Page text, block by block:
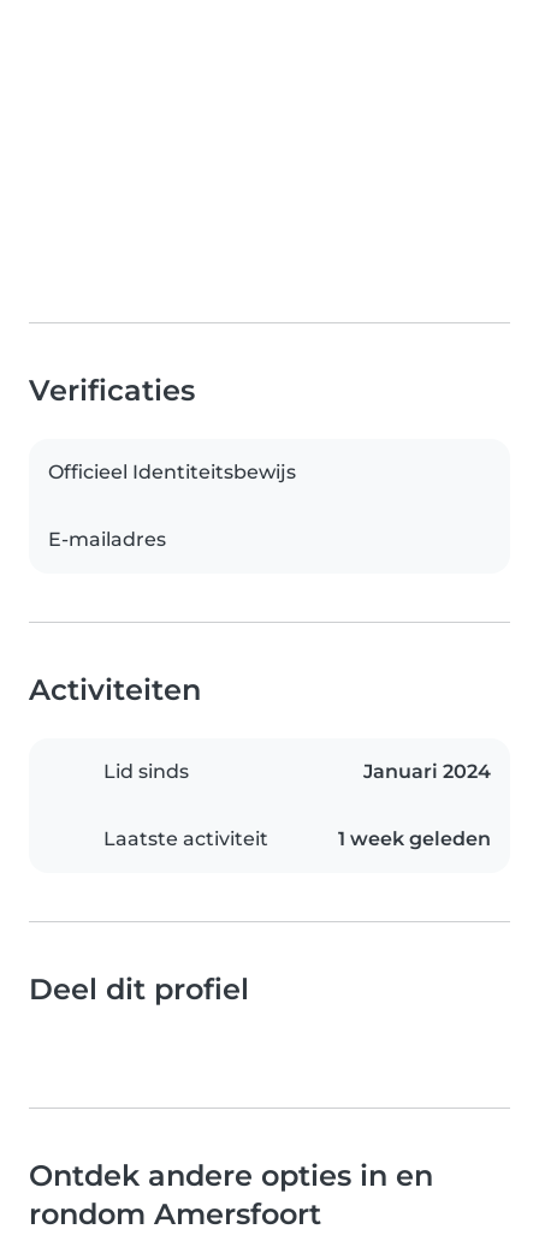
Verificaties
Officieel Identiteitsbewijs
E-mailadres
Activiteiten
Lid sinds Januari 2024
Laatste activiteit 1 week geleden
Deel dit profiel
Ontdek andere opties in en
rondom Amersfoort